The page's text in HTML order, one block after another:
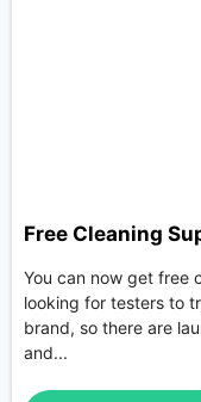
Free Cleaning
You can now get free
looking for testers to
brand, so there are
and...